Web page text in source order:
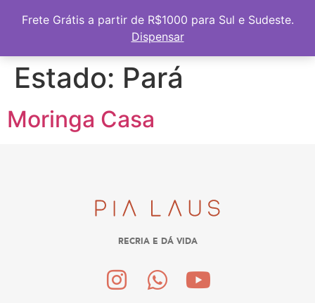
Estado: Pará
Moringa Casa
RECRIA E DÁ VIDA
Frete Grátis a partir de R$1000 para Sul e Sudeste.
Dispensar